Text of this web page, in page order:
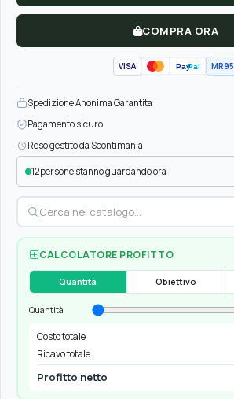
COMPRA ORA
VISA PayPal MR95
Spedizione Anonima Garantita
Pagamento sicuro
Reso gestito da Scontimania
12persone stanno guardando ora
CALCOLATORE PROFITTO
Quantità Obiettivo
Quantità
Costo totale
Ricavo totale
Profitto netto